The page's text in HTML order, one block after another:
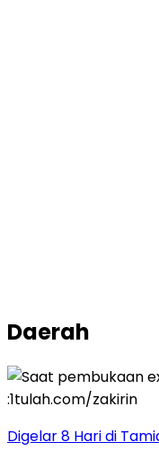
Daerah
Digelar 8 Hari di